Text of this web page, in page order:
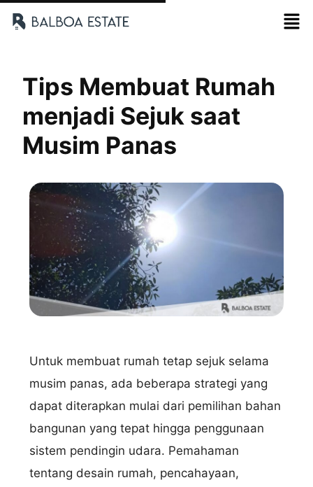
Tips Membuat Rumah
menjadi Sejuk saat
Musim Panas
Untuk membuat rumah tetap sejuk selama
musim panas, ada beberapa strategi yang
dapat diterapkan mulai dari pemilihan bahan
bangunan yang tepat hingga penggunaan
sistem pendingin udara. Pemahaman
tentang desain rumah, pencahayaan,